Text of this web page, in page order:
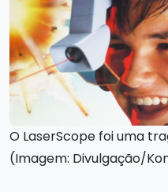
O LaserScope foi uma
(Imagem: Divulgação/